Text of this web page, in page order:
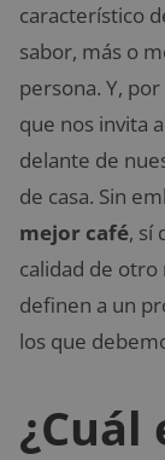
característico
sabor, más o
persona. Y,
que nos invita
delante de
de casa. Sin
mejor café, sí
calidad de otro
definen a un
los que
¿Cuál